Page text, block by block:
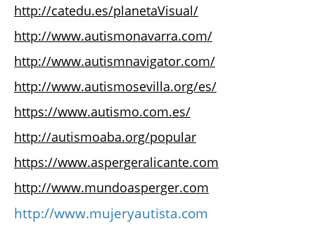
http://catedu.es/planetaVisual/
http://www.autismonavarra.com/
http://www.autismnavigator.com/
http://www.autismosevilla.org/es/
https://www.autismo.com.es/
http://autismoaba.org/popular
https://www.aspergeralicante.com
http://www.mundoasperger.com
http://www.mujeryautista.com